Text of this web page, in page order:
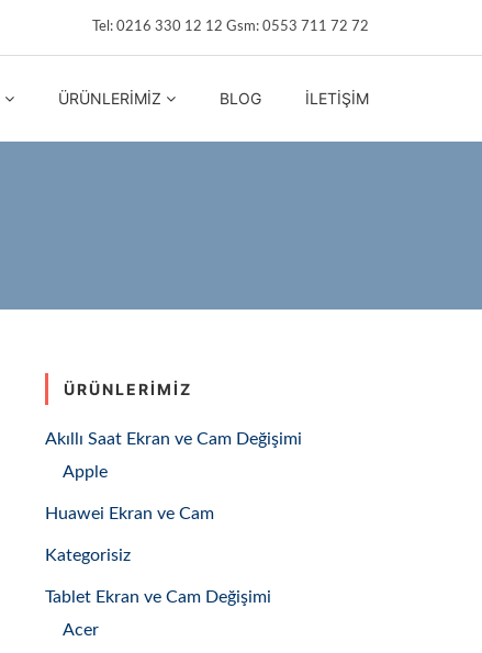
Tel: 0216 330 12 12 Gsm: 0553 711 72 72
ÜRÜNLERIMIZ BLOG İLETIŞIM
ÜRÜNLERIMIZ
Akıllı Saat Ekran ve Cam Değişimi
Apple
Huawei Ekran ve Cam
Kategorisiz
Tablet Ekran ve Cam Değişimi
Acer